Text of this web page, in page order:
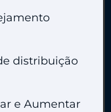
distribuição
e Aumentar